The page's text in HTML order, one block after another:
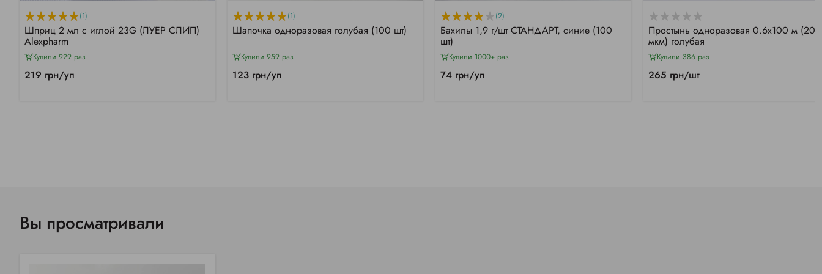
(1)
Шприц 2 мл с иглой 23G (ЛУЕР СЛИП)
Alexpharm
Купили 929 раз
219 грн/уп
(1)
Шапочка одноразовая голубая (100 шт)
Купили 959 раз
123 грн/уп
(2)
Бахилы 1,9 г/шт СТАНДАРТ, синие (100
шт)
Купили 1000+ раз
74 грн/уп
Простынь одноразовая 0.6х100 м (20
мкм) голубая
Купили 386 раз
265 грн/шт
Вы просматривали